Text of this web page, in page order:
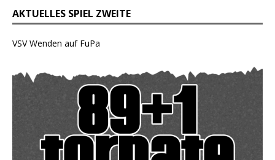
AKTUELLES SPIEL ZWEITE
VSV Wenden auf FuPa